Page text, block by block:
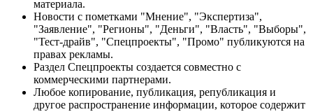
материала.
Новости с пометками "Мнение", "Экспертиза",
"Заявление", "Регионы", "Деньги", "Власть", "Выборы",
"Тест-драйв", "Спецпроекты", "Промо" публикуются на
правах рекламы.
Раздел Спецпроекты создается совместно с
коммерческими партнерами.
Любое копирование, публикация, републикация и
другое распространение информации, которое содержит